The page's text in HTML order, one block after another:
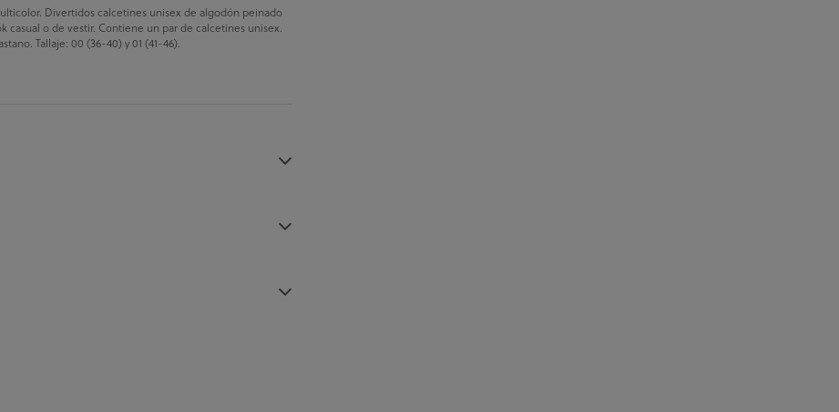
Divertidos calcetines unisex de algodón peinado
o de vestir. Contiene un par de calcetines unisex.
Tallaje: 00 (36-40) y 01 (41-46).